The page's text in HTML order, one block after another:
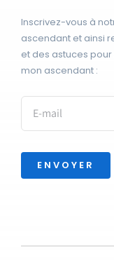
Inscrivez-vous à
ascendant et ainsi
et des astuces
mon ascendant :
ENVOYER